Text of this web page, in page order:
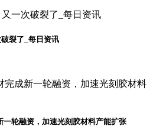
裂了_每日资讯
一轮融资，加速光刻胶材料产能扩张